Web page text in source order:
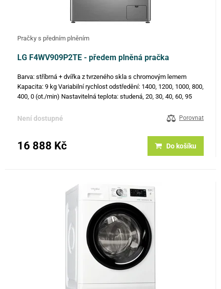
Pračky s předním plněním
LG F4WV909P2TE - předem plněná pračka
Barva: stříbrná + dvířka z tvrzeného skla s chromovým lemem
Kapacita: 9 kg Variabilní rychlost odstředění: 1400, 1200, 1000, 800,
400, 0 (ot./min) Nastavitelná teplota: studená, 20, 30, 40, 60, 95
Není dostupné Porovnat
16 888 Kč Do košíku